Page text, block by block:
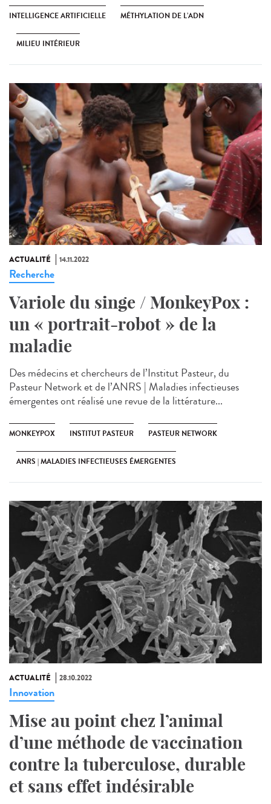
INTELLIGENCE ARTIFICIELLE MÉTHYLATION DE L’ADN
MILIEU INTÉRIEUR
ACTUALITÉ 14.11.2022
Recherche
Variole du singe / MonkeyPox :
un « portrait-robot » de la
maladie
Des médecins et chercheurs de l’Institut Pasteur, du
Pasteur Network et de l’ANRS | Maladies infectieuses
émergentes ont réalisé une revue de la littérature...
MONKEYPOX INSTITUT PASTEUR PASTEUR NETWORK
ANRS | MALADIES INFECTIEUSES ÉMERGENTES
ACTUALITÉ 28.10.2022
Innovation
Mise au point chez l’animal
d’une méthode de vaccination
contre la tuberculose, durable
et sans effet indésirable